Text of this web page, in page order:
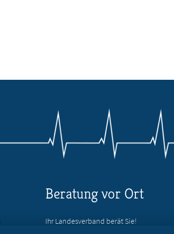
Beratung vor Ort
Ihr Landesverband berät Sie!